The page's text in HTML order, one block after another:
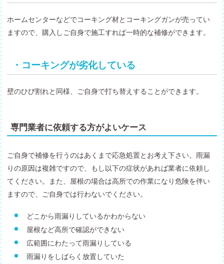
ホームセンターなどでコーキング材とコーキングガンが売ってい
ますので、購入しご自身で施工すれば一時的な補修ができます。
・コーキングが劣化している
壁のひび割れと同様、ご自身で打ち替えすることができます。
専門業者に依頼する方がよいケース
ご自身で補修を行うのはあくまで応急処置とお考え下さい。雨漏
りの原因は複雑ですので、もし以下の症状があれば業者に依頼し
てください。また、屋根の場合は高所での作業になり危険を伴い
ますので、ご自身では行わないでください。
どこから雨漏りしているかわからない
屋根など高所で確認ができない
広範囲にわたって雨漏りしている
雨漏りをしばらく放置していた